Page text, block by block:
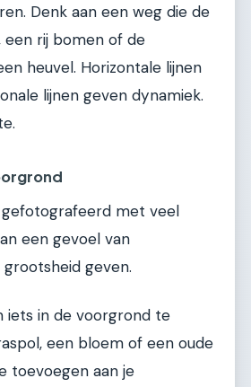
Denk aan een weg die de
een rij bomen of de
heuvel. Horizontale lijnen
lijnen geven dynamiek.
met veel
een gevoel van
geven.
iets in de voorgrond te
een bloem of een oude
toevoegen aan je